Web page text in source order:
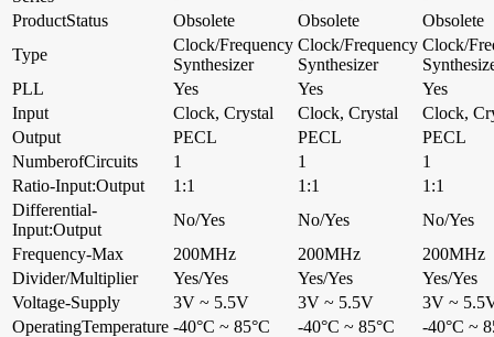
ProductStatus
Obsolete Obsolete
Obsolete
Type
Clock/Frequency
Synthesizer
Clock/Frequency
Synthesizer
Clock/
PLL
Yes Yes
Yes
Input
Clock, Crystal Clock, Crystal
Clock,
Output
PECL PECL
PECL
NumberofCircuits
1 1
1
Ratio-Input:Output
1:1 1:1
1:1
Differential-
Input:Output
No/Yes No/Yes
No/Yes
Frequency-Max
200MHz 200MHz
200MHz
Divider/Multiplier
Yes/Yes Yes/Yes
Yes/Yes
Voltage-Supply
3V ~ 5.5V 3V ~ 5.5V
3V ~
OperatingTemperature -40°C ~ 85°C -40°C ~ 85°C
-40°C ~